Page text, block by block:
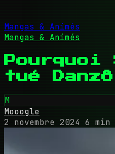
Mangas & Animés
Mangas & Animés
Pourquoi
tué
M
Mooogle
2 novembre 2024 6 min